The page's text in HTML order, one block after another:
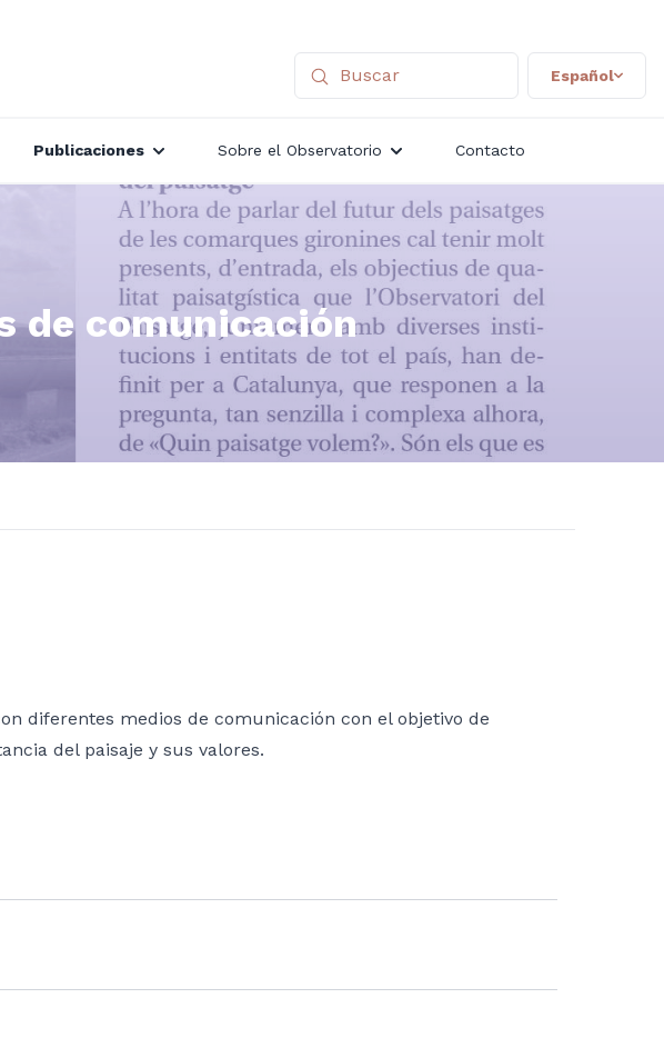
Español
Publicaciones Sobre el Observatorio Contacto
de comunicación
diferentes medios de comunicación con el objetivo de
del paisaje y sus valores.